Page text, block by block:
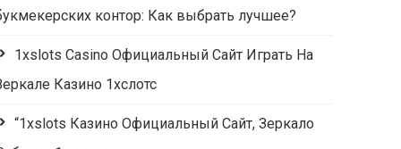
контор: Как выбрать лучшее?
1xslots Casino Официальный Сайт Играть На
Казино 1хслотс
“1xslots Казино Официальный Сайт, Зеркало